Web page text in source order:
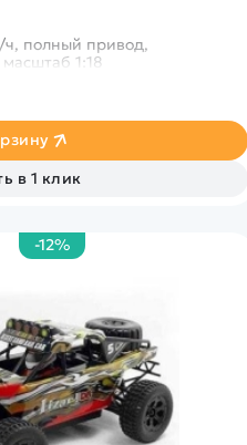
ч, полный привод,
1:18
в 1 клик
-12%